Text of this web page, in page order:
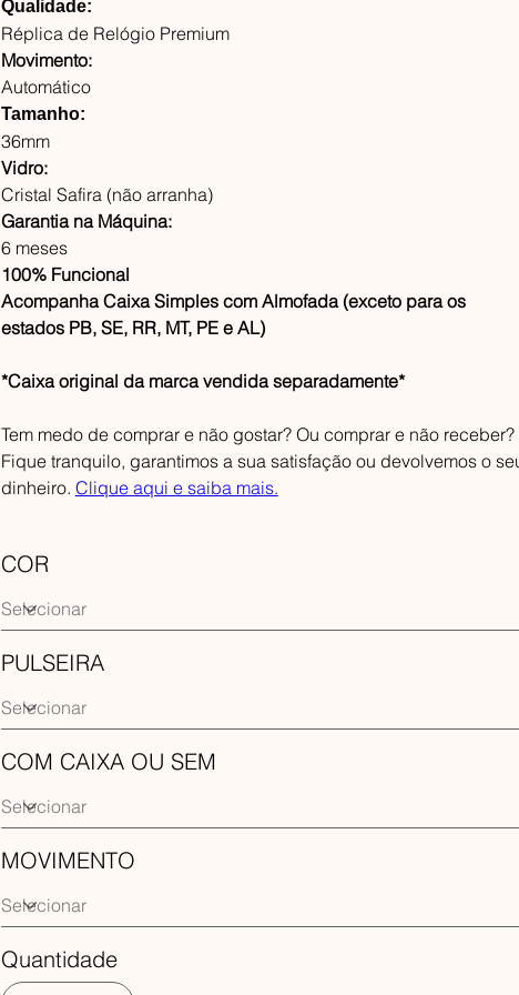
Qualidade:
Réplica de Relógio Premium
Movimento:
Automático
Tamanho:
36mm
Vidro:
Cristal Safira (não arranha)
Garantia na Máquina:
6 meses
100% Funcional
Acompanha Caixa Simples com Almofada (exceto para os
estados PB, SE, RR, MT, PE e AL)
*Caixa original da marca vendida separadamente*
Tem medo de comprar e não gostar? Ou comprar e não receber?
Fique tranquilo, garantimos a sua satisfação ou devolvemos o
dinheiro. Clique aqui e saiba mais.
COR
PULSEIRA
COM CAIXA OU SEM
MOVIMENTO
Quantidade